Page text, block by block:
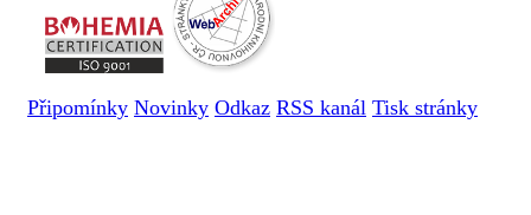
Připomínky Novinky Odkaz RSS kanál Tisk stránky